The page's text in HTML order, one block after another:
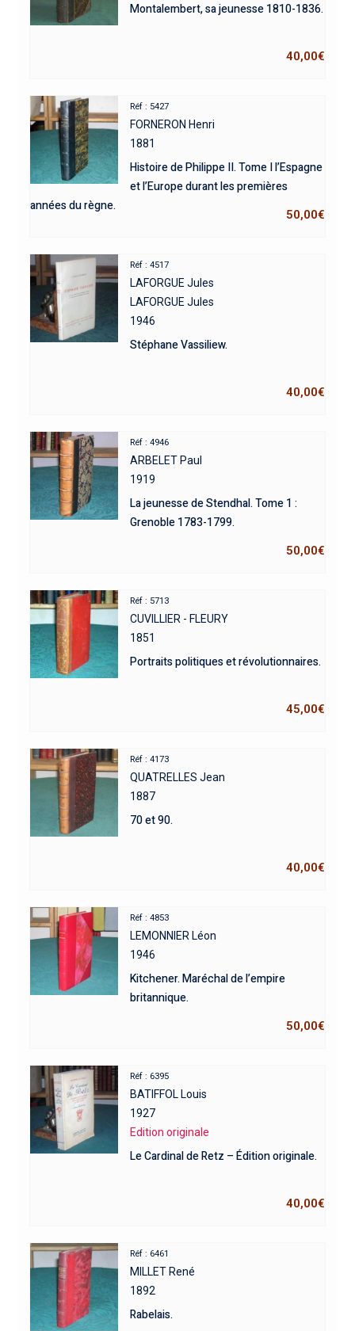
Montalembert, sa jeunesse 1810-1836.
40,00€
Réf : 5427
FORNERON Henri
1881
Histoire de Philippe II. Tome I l’Espagne
et l’Europe durant les premières
années du règne.
50,00€
Réf : 4517
LAFORGUE Jules
LAFORGUE Jules
1946
Stéphane Vassiliew.
40,00€
Réf : 4946
ARBELET Paul
1919
La jeunesse de Stendhal. Tome 1 :
Grenoble 1783-1799.
50,00€
Réf : 5713
CUVILLIER - FLEURY
1851
Portraits politiques et révolutionnaires.
45,00€
Réf : 4173
QUATRELLES Jean
1887
70 et 90.
40,00€
Réf : 4853
LEMONNIER Léon
1946
Kitchener. Maréchal de l’empire
britannique.
50,00€
Réf : 6395
BATIFFOL Louis
1927
Edition originale
Le Cardinal de Retz – Édition originale.
40,00€
Réf : 6461
MILLET René
1892
Rabelais.